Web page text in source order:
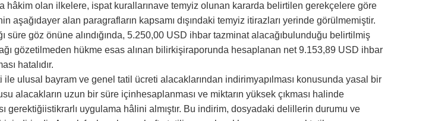
hâkim olan ilkelere, ispat kurallarınave temyiz olunan kararda belirtilen gerekçelere göre
aşağıdayer alan paragrafların kapsamı dışındaki temyiz itirazları yerinde görülmemiştir.
süre göz önüne alındığında, 5.250,00 USD ihbar tazminat alacağıbulunduğu belirtilmiş
gözetilmeden hükme esas alınan bilirkişiraporunda hesaplanan net 9.153,89 USD ihbar
hatalıdır.
ulusal bayram ve genel tatil ücreti alacaklarından indirimyapılması konusunda yasal bir
alacakların uzun bir süre içinhesaplanması ve miktarın yüksek çıkması halinde
gerektiğiistikrarlı uygulama hâlini almıştır. Bu indirim, dosyadaki delillerin durumu ve